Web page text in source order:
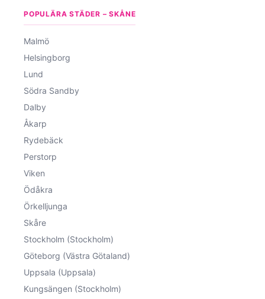
POPULÄRA STÄDER – SKÅNE
Malmö
Helsingborg
Lund
Södra Sandby
Dalby
Åkarp
Rydebäck
Perstorp
Viken
Ödåkra
Örkelljunga
Skåre
Stockholm (Stockholm)
Göteborg (Västra Götaland)
Uppsala (Uppsala)
Kungsängen (Stockholm)